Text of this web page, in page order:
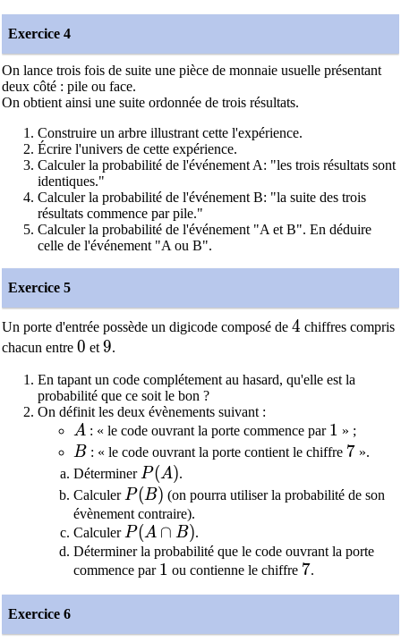
Exercice 4
On lance trois fois de suite une pièce de monnaie usuelle présentant
deux côté : pile ou face.
On obtient ainsi une suite ordonnée de trois résultats.
Construire un arbre illustrant cette l'expérience.
Écrire l'univers de cette expérience.
Calculer la probabilité de l'événement A: "les trois résultats sont
identiques."
Calculer la probabilité de l'événement B: "la suite des trois
résultats commence par pile."
Calculer la probabilité de l'événement "A et B". En déduire
celle de l'événement "A ou B".
Exercice 5
Un porte d'entrée possède un digicode composé de 4
4 chiffres compris
chacun entre 0
0 et 9
9.
En tapant un code complétement au hasard, qu'elle est la
probabilité que ce soit le bon ?
On définit les deux évènements suivant :
A
A : « le code ouvrant la porte commence par 1
1 » ;
B
B: « le code ouvrant la porte contient le chiffre 7
7 ».
DéterminerP(A)
P(A).
CalculerP(B)
P(B) (on pourra utiliser la probabilité de son
évènement contraire).
CalculerP(A\cap B)
P(A ∩ B).
Déterminer la probabilité que le code ouvrant la porte
commence par 1
1 ou contienne le chiffre 7
7.
Exercice 6